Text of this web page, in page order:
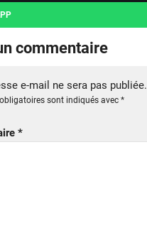
commentaire
e-mail ne sera pas publiée.
sont indiqués avec *
*